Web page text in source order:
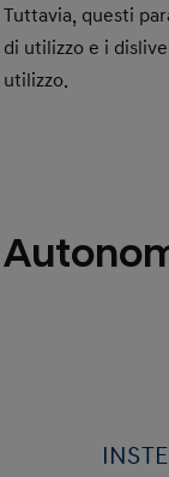
Pneumatici ad alta
Tuttavia, questi
di utilizzo e i
utilizzo.